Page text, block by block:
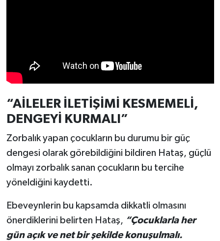
“AİLELER İLETİŞİMİ KESMEMELİ,
DENGEYİ KURMALI”
Zorbalık yapan çocukların bu durumu bir güç
dengesi olarak görebildiğini bildiren Hataş, güçlü
olmayı zorbalık sanan çocukların bu tercihe
yöneldiğini kaydetti.
Ebeveynlerin bu kapsamda dikkatli olmasını
önerdiklerini belirten Hataş, “Çocuklarla her
gün açık ve net bir şekilde konuşulmalı.
Türkiye
Video Galeri
Yaşam
Yemek Tarifleri